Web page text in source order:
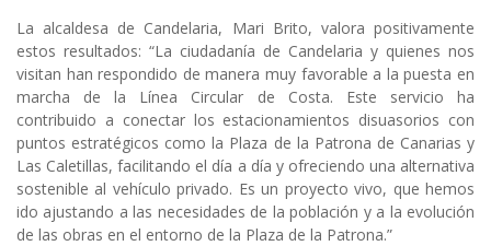
La alcaldesa de Candelaria, Mari Brito, valora positivamente
estos resultados: “La ciudadanía de Candelaria y quienes nos
visitan han respondido de manera muy favorable a la puesta en
marcha de la Línea Circular de Costa. Este servicio ha
contribuido a conectar los estacionamientos disuasorios con
puntos estratégicos como la Plaza de la Patrona de Canarias y
Las Caletillas, facilitando el día a día y ofreciendo una alternativa
sostenible al vehículo privado. Es un proyecto vivo, que hemos
ido ajustando a las necesidades de la población y a la evolución
de las obras en el entorno de la Plaza de la Patrona.”